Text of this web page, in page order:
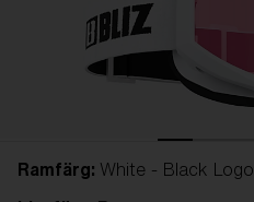
Ramfärg: White - Black Logo